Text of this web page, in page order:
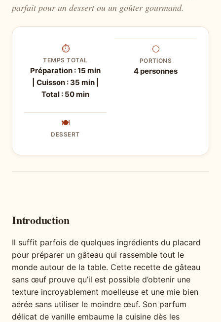
parfait pour un dessert ou un goûter gourmand.
⏱
TEMPS TOTAL
Préparation : 15 min
| Cuisson : 35 min |
Total : 50 min
⚪
PORTIONS
4 personnes
🍽
DESSERT
Introduction
Il suffit parfois de quelques ingrédients du placard
pour préparer un gâteau qui rassemble tout le
monde autour de la table. Cette recette de gâteau
sans œuf prouve qu’il est possible d’obtenir une
texture incroyablement moelleuse et une mie bien
aérée sans utiliser le moindre œuf. Son parfum
délicat de vanille embaume la cuisine dès les